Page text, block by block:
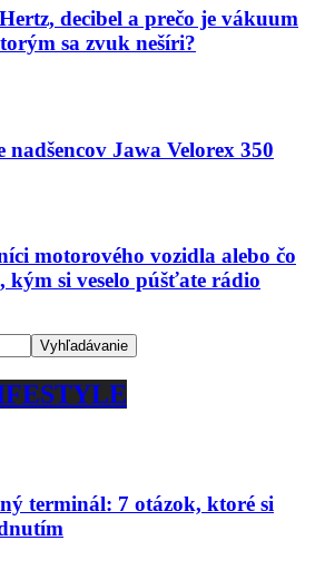
decibel a prečo je vákuum
sa zvuk nešíri?
Jawa Velorex 350
motorového vozidla alebo čo
kým si veselo púšťate rádio
terminál: 7 otázok, ktoré si